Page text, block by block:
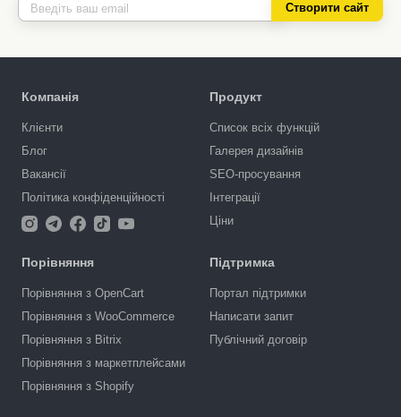
Створити сайт
Компанія
Клієнти
Блог
Вакансії
Політика конфіденційності
Продукт
Список всіх функцій
Галерея дизайнів
SEO-просування
Інтеграції
Ціни
Порівняння
Порівняння з OpenCart
Порівняння з WooCommerce
Порівняння з Bitrix
Порівняння з маркетплейсами
Порівняння з Shopify
Підтримка
Портал підтримки
Написати запит
Публічний договір